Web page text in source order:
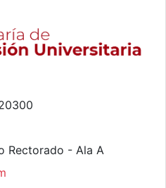
Rectorado - Ala A